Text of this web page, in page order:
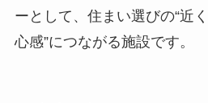
ーとして、住まい選びの“近
心感”につながる施設です。